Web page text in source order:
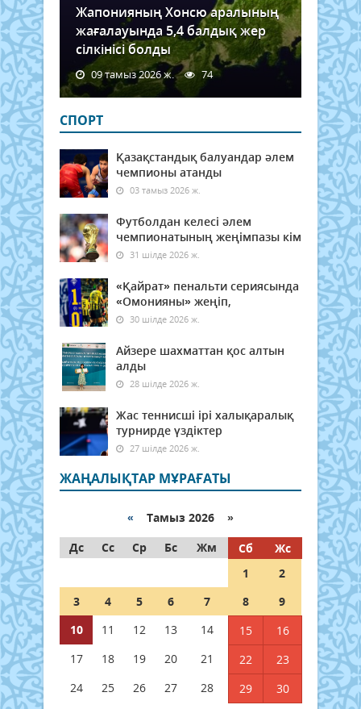
Жапонияның Хонсю аралының
жағалауында 5,4 балдық жер
сілкінісі болды
09 тамыз 2026 ж. 74
СПОРТ
Қазақстандық балуандар әлем
чемпионы атанды
03 тамыз 2026 ж.
Футболдан келесі әлем
чемпионатының жеңімпазы кім
31 шілде 2026 ж.
«Қайрат» пенальти сериясында
«Омонияны» жеңіп,
30 шілде 2026 ж.
Айзере шахматтан қос алтын
алды
28 шілде 2026 ж.
Жас теннисші ірі халықаралық
турнирде үздіктер
27 шілде 2026 ж.
ЖАҢАЛЫҚТАР МҰРАҒАТЫ
« Тамыз 2026 »
Дс
Сс Ср Бс Жм Сб
Жс
1
2
3
4 5 6 7 8
9
10
11 12 13 14 15
16
17
18 19 20 21 22
23
24
25 26 27 28 29
30